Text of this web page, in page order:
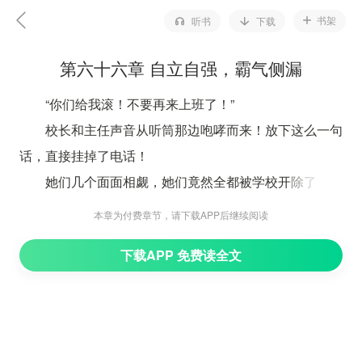
听书 下载 书架
第六十六章 自立自强，霸气侧漏
“你们给我滚！不要再来上班了！”
校长和主任声音从听筒那边咆哮而来！放下这么一句
话，直接挂掉了电话！
她们几个面面相觑，她们竟然全都被学校开除了！
这下子，几个人可是真的慌了神！全都没想到，灾难
转眼之间就没了工作！
本章为付费章节，请下载APP后继续阅读
下载APP 免费读全文